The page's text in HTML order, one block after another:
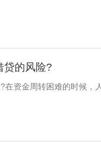
贷的风险?
金周转困难的时候，